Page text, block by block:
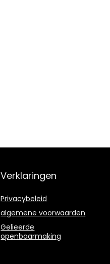
Verklaringen
Privacybeleid
algemene voorwaarden
Gelieerde
openbaarmaking